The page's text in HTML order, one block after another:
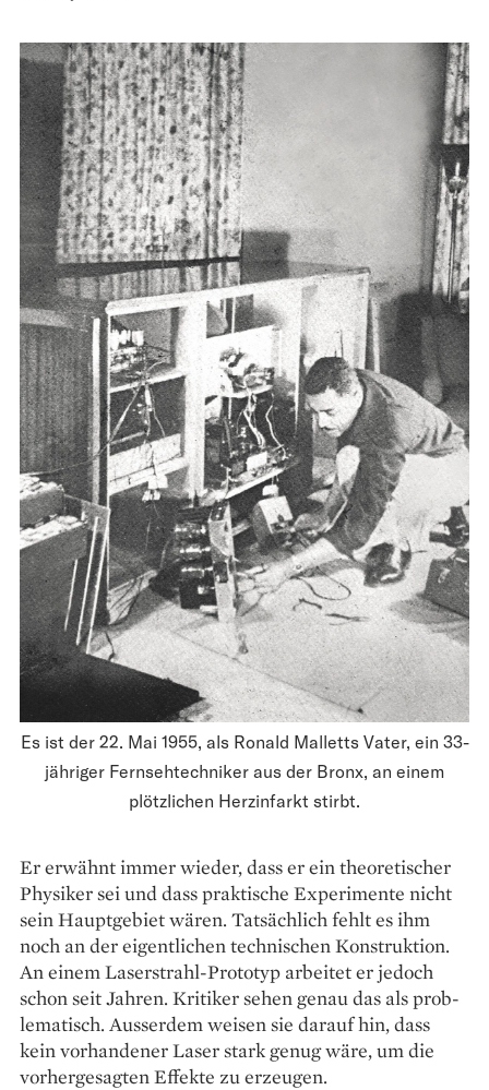
Es ist der 22. Mai 1955, als Ronald Malletts Vater, ein 33-
jähriger Fernsehtechniker aus der Bronx, an einem
plötzlichen Herzinfarkt stirbt.
Er erwähnt immer wieder, dass er ein theoretischer
Physiker sei und dass praktische Experimente nicht
sein Hauptgebiet wären. Tatsächlich fehlt es ihm
noch an der eigent­lichen technischen Konstruktion.
An einem Laserstrahl-Prototyp arbeitet er jedoch
schon seit Jahren. Kritiker sehen genau das als prob­
lematisch. Ausserdem weisen sie darauf hin, dass
kein vorhandener Laser stark genug wäre, um die
vorhergesagten Effekte zu erzeugen.